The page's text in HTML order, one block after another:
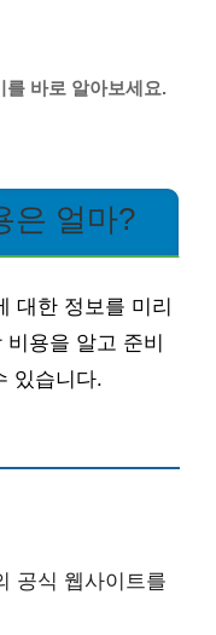
를 바로 알아보세요.
은 얼마?
대한 정보를 미리
용을 알고 준비
있습니다.
공식 웹사이트를